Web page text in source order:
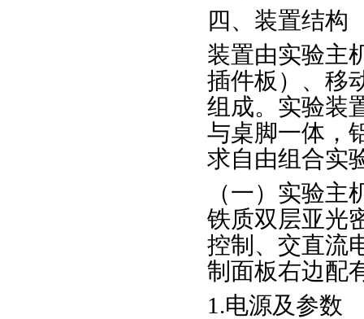
四、装置结构
装置由实验主
插件板）、移
组成。实验装
与桌脚一体，
求自由组合实
（一）实验
铁质双层亚光
控制、交直流
制面板右边配
1.电源及参数